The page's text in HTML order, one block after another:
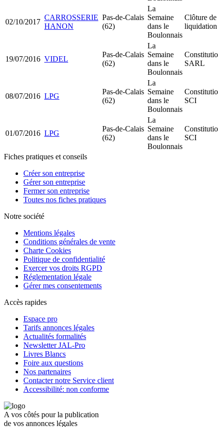
02/10/2017
CARROSSERIE
HANON
Pas-de-Calais
(62)
La
Semaine
dans le
Boulonnais
Clôture de
liquidation
19/07/2016 VIDEL
Pas-de-Calais
(62)
La
Semaine
dans le
Boulonnais
SARL
08/07/2016 LPG
Pas-de-Calais
(62)
La
Semaine
dans le
Boulonnais
SCI
01/07/2016 LPG
Pas-de-Calais
(62)
La
Semaine
dans le
Boulonnais
SCI
Fiches pratiques et conseils
Créer son entreprise
Gérer son entreprise
Fermer son entreprise
Toutes nos fiches pratiques
Notre société
Mentions légales
Conditions générales de vente
Charte Cookies
Politique de confidentialité
Exercer vos droits RGPD
Réglementation légale
Gérer mes consentements
Accès rapides
Espace pro
Tarifs annonces légales
Actualités formalités
Newsletter JAL-Pro
Livres Blancs
Foire aux questions
Nos partenaires
Contacter notre Service client
Accessibilité: non conforme
A vos côtés pour la publication
de vos annonces légales